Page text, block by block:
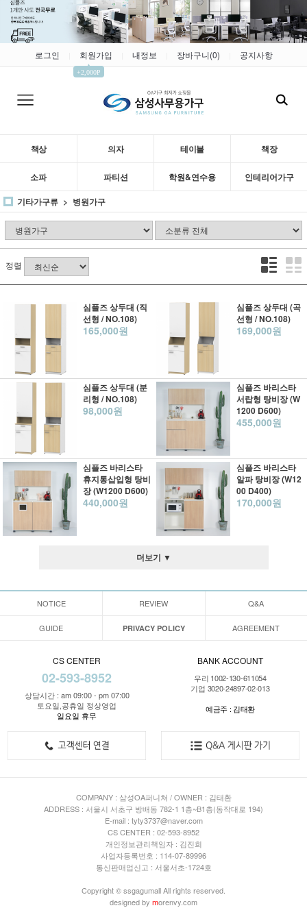
로그인 회원가입
▲
+2,000P
내정보 장바구니(0) 공지사항
책상 의자 테이블 책장
소파 파티션 학원&연수용
인테리어가구
기타가구류
병원가구
정렬
심플즈 상두대 (직
선형 / NO.108)
165,000원
심플즈 상두대 (곡
선형 / NO.108)
169,000원
심플즈 상두대 (분
리형 / NO.108)
98,000원
심플즈 바리스타
서랍형 탕비장 (W
1200 D600)
455,000원
심플즈 바리스타
휴지통삽입형 탕비
장 (W1200 D600)
440,000원
심플즈 바리스타
알파 탕비장 (W12
00 D400)
170,000원
더보기 ▼
NOTICE REVIEW Q&A
GUIDE PRIVACY POLICY AGREEMENT
CS CENTER
02-593-8952
상담시간 : am 09:00 - pm 07:00
토요일,공휴일 정상영업
일요일 휴무
BANK ACCOUNT
우리 1002-130-611054
기업 3020-24897-02-013
예금주 : 김태환
COMPANY : 삼성OA퍼니쳐 / OWNER : 김태환
ADDRESS : 서울시 서초구 방배동 782-1 1층~B1층(동작대로 194)
E-mail : tyty3737@naver.com
CS CENTER : 02-593-8952
개인정보관리책임자 : 김진희
사업자등록번호 : 114-07-89996
통신판매업신고 : 서울서초-1724호
Copyright © ssgagumall All rights reserved.
designed by morenvy.com